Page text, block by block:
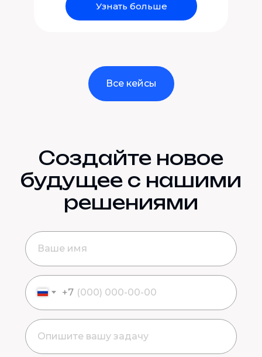
Узнать больше
Все кейсы
Создайте новое
будущее с нашими
решениями
+7